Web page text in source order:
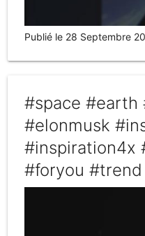
Publié le 28 Septembre
#space #earth
#elonmusk
#inspiration4x
#foryou